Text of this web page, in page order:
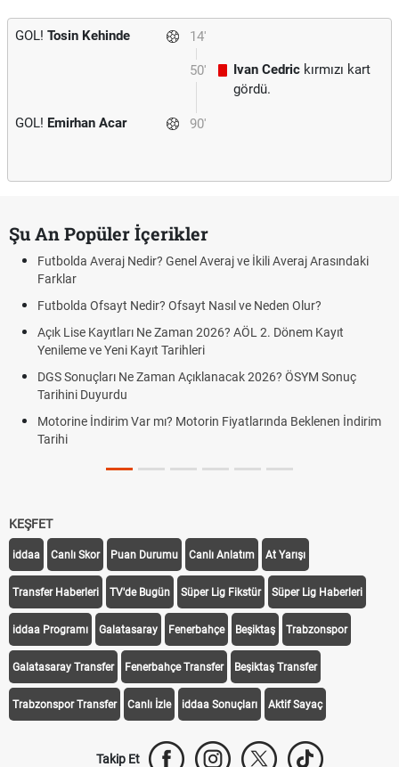
14'
GOL! Tosin Kehinde
50' Ivan Cedric kırmızı kart
gördü.
90'
GOL! Emirhan Acar
Şu An Popüler İçerikler
Futbolda Averaj Nedir? Genel Averaj ve İkili Averaj Arasındaki
Farklar
Futbolda Ofsayt Nedir? Ofsayt Nasıl ve Neden Olur?
Açık Lise Kayıtları Ne Zaman 2026? AÖL 2. Dönem Kayıt
Yenileme ve Yeni Kayıt Tarihleri
DGS Sonuçları Ne Zaman Açıklanacak 2026? ÖSYM Sonuç
Tarihini Duyurdu
Motorine İndirim Var mı? Motorin Fiyatlarında Beklenen İndirim
Tarihi
KEŞFET
iddaa Canlı Skor Puan Durumu Canlı Anlatım At Yarışı
Transfer Haberleri TV'de Bugün Süper Lig Fikstür Süper Lig Haberleri
iddaa Programı Galatasaray Fenerbahçe Beşiktaş Trabzonspor
Galatasaray Transfer Fenerbahçe Transfer Beşiktaş Transfer
Trabzonspor Transfer Canlı İzle iddaa Sonuçları Aktif Sayaç
Takip Et